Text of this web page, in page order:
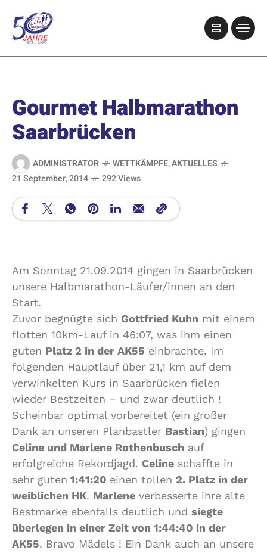
Gourmet Halbmarathon
Saarbrücken
ADMINISTRATOR WETTKÄMPFE,AKTUELLES
21 September, 2014
292 Views
Am Sonntag 21.09.2014 gingen in Saarbrücken
unsere Halbmarathon-Läufer/innen an den
Start.
Zuvor begnügte sich Gottfried Kuhn mit einem
flotten 10km-Lauf in 46:07, was ihm einen
guten Platz 2 in der AK55 einbrachte. Im
folgenden Hauptlauf über 21,1 km auf dem
verwinkelten Kurs in Saarbrücken fielen
wieder Bestzeiten – und zwar deutlich !
Scheinbar optimal vorbereitet (ein großer
Dank an unseren Planbastler Bastian) gingen
Celine und Marlene Rothenbusch auf
erfolgreiche Rekordjagd. Celine schaffte in
sehr guten 1:41:20 einen tollen 2. Platz in der
weiblichen HK. Marlene verbesserte ihre alte
Bestmarke ebenfalls deutlich und siegte
überlegen in einer Zeit von 1:44:40 in der
AK55. Bravo Mädels ! Ein Dank auch an unsere